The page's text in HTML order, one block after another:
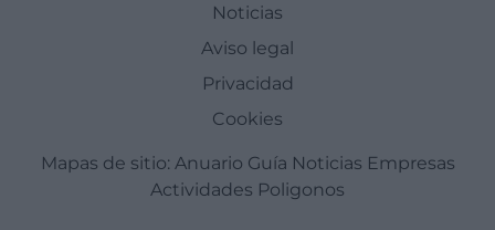
Noticias
Aviso legal
Privacidad
Cookies
Mapas de sitio: Anuario Guía Noticias Empresas
Actividades Poligonos